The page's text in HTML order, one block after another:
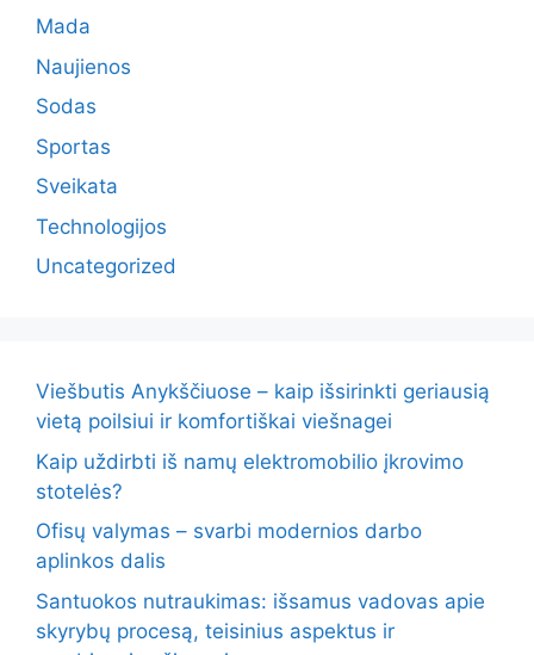
Mada
Naujienos
Sodas
Sportas
Sveikata
Technologijos
Uncategorized
Viešbutis Anykščiuose – kaip išsirinkti geriausią
vietą poilsiui ir komfortiškai viešnagei
Kaip uždirbti iš namų elektromobilio įkrovimo
stotelės?
Ofisų valymas – svarbi modernios darbo
aplinkos dalis
Santuokos nutraukimas: išsamus vadovas apie
skyrybų procesą, teisinius aspektus ir